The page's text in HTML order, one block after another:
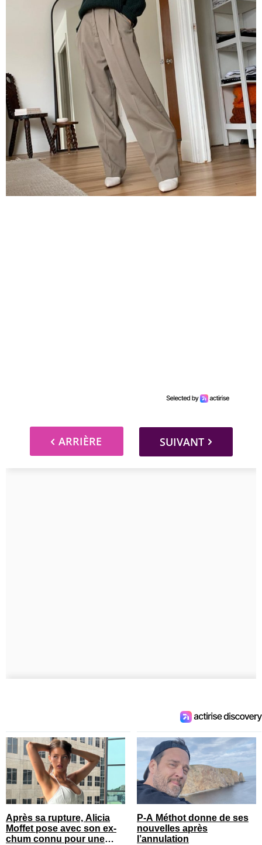
ARRIÈRE SUIVANT
Après sa rupture, Alicia
Moffet pose avec son ex-
chum connu pour une
P-A Méthot donne de ses
nouvelles après
l’annulation